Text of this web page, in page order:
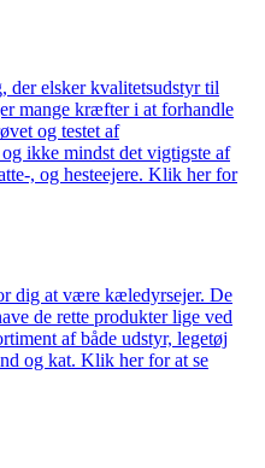
der elsker kvalitetsudstyr til
mange kræfter i at forhandle
og testet af
ikke mindst det vigtigste af
, og hesteejere. Klik her for
dig at være kæledyrsejer. De
de rette produkter lige ved
af både udstyr, legetøj
og kat. Klik her for at se